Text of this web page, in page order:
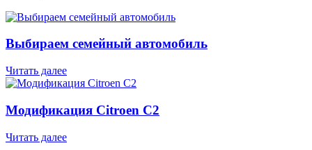
Выбираем семейный автомобиль
Читать далее
Модификация Citroen С2
Читать далее